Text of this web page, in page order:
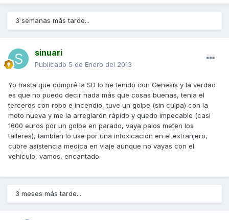
3 semanas más tarde...
sinuari
Publicado 5 de Enero del 2013
Yo hasta que compré la SD lo he tenido con Genesis y la verdad
es que no puedo decir nada más que cosas buenas, tenia el
terceros con robo e incendio, tuve un golpe (sin culpa) con la
moto nueva y me la arreglarón rápido y quedo impecable (casi
1600 euros por un golpe en parado, vaya palos meten los
talleres), tambien lo use por una intoxicación en el extranjero,
cubre asistencia medica en viaje aunque no vayas con el
vehiculo, vamos, encantado.
3 meses más tarde...